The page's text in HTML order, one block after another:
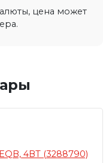
цена может